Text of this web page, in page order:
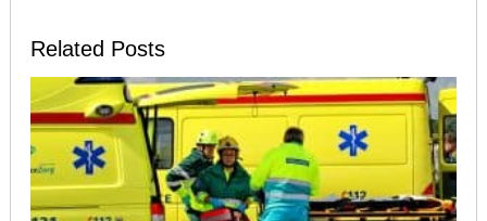
Related Posts